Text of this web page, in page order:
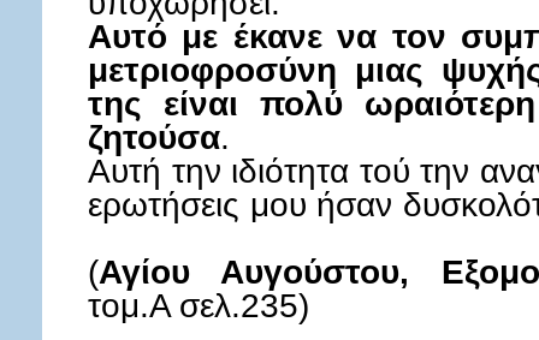
Αυτό με έκανε να τον
μετριοφροσύνη μιας
της είναι πολύ
ζητούσα.
Αυτή την ιδιότητα τού την
ερωτήσεις μου ήσαν
(Αγίου Αυγούστου,
τομ.Α σελ.235)